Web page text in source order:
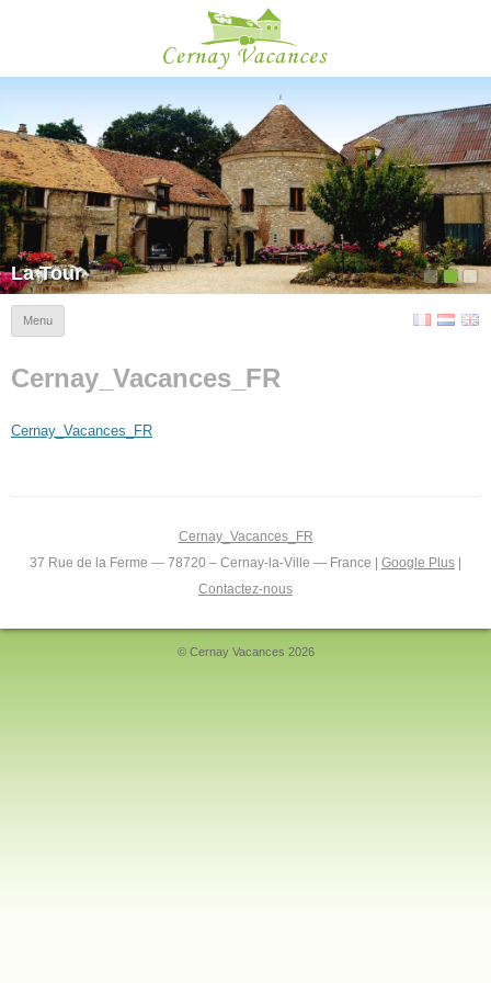
La Tour
Menu
Cernay_Vacances_FR
Cernay_Vacances_FR
Cernay_Vacances_FR
37 Rue de la Ferme — 78720 – Cernay-la-Ville — France | Google Plus
Contactez-nous
© Cernay Vacances 2026